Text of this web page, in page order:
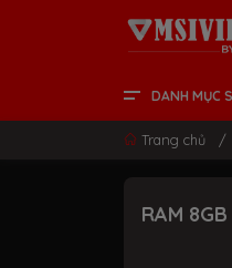
DANH MỤC
Trang chủ /
RAM